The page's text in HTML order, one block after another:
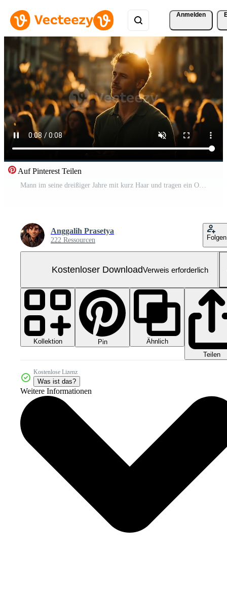
Anmelden
Auf Pinterest Teilen
Mann im seine dreißiger Jahre mit kurz Haar und tragen ein Olive Grün Polo Hemd ist Stehen auf das Straße beim Sonnenuntergang suchen Nieder beim seine Telefon während Menschen gehen durch ihm Kostenloses Video
Anggalih Prasetya
222 Ressourcen Folgen
Kostenloser DownloadVerweis erforderlich
Kollektion Pin
Ähnlich
Teilen
Kostenlose Lizenz
Was ist das?
Weitere Informationen